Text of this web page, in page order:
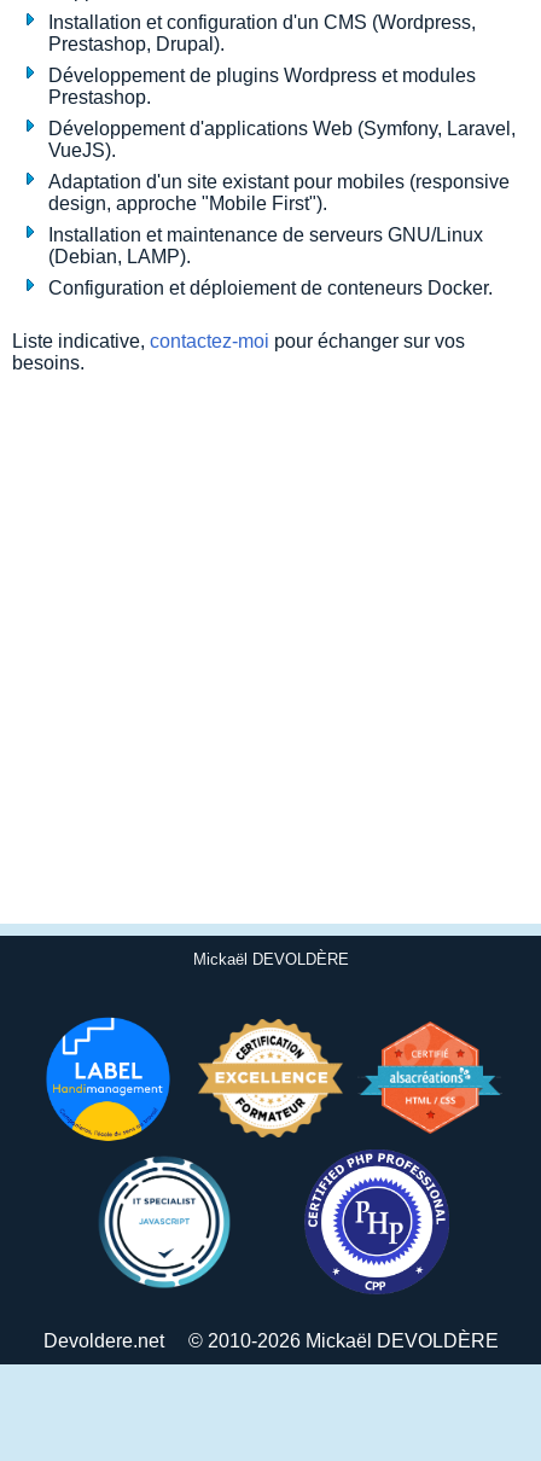
Installation et configuration d'un CMS (Wordpress,
Prestashop, Drupal).
Développement de plugins Wordpress et modules
Prestashop.
Développement d'applications Web (Symfony, Laravel,
VueJS).
Adaptation d'un site existant pour mobiles (responsive
design, approche "Mobile First").
Installation et maintenance de serveurs GNU/Linux
(Debian, LAMP).
Configuration et déploiement de conteneurs Docker.
Liste indicative, contactez-moi pour échanger sur vos
besoins.
Mickaël DEVOLDÈRE
Devoldere.net © 2010-2026 Mickaël DEVOLDÈRE